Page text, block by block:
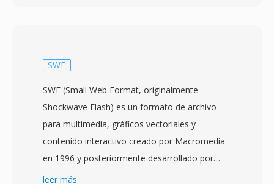
Esté enfoque produce una calidad visual
promedio equivalentes en comparacion con su
predecesor de tasa constante. RMVB gano
particular popularidad en los mercados del Esté
y Sudeste Asiatico durante mediados de los
años 2000, convirtiendose en un formato
SWF
SWF (Small Web Format, originalmente
Shockwave Flash) es un formato de archivo
para multimedia, gráficos vectoriales y
contenido interactivo creado por Macromedia
en 1996 y posteriormente desarrollado por
Adobe Systems tras la adquisicion de
leer más